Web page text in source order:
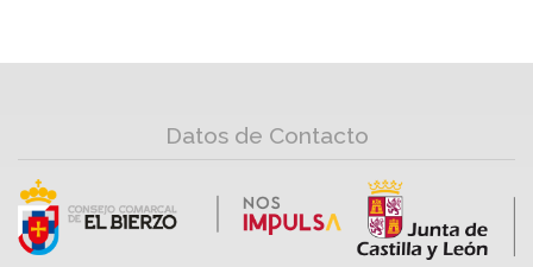
Datos de Contacto